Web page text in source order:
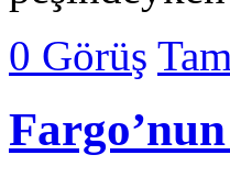
0 Görüş